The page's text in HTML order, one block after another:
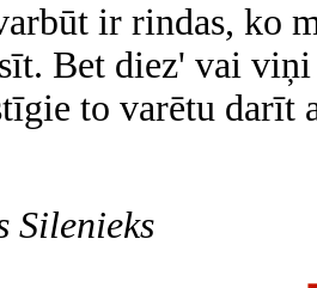
ir rindas, ko
Bet diez' vai
to varētu darīt
Silenieks